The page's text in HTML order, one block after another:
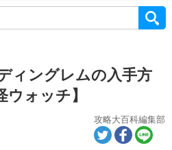
ィングレムの入手方
ォッチ】
攻略大百科編集部